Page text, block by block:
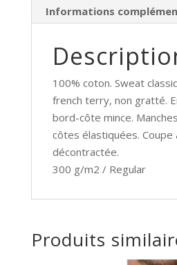
Informations
100% coton. Sweat
french terry, non gratté.
bord-côte mince.
côtes élastiquées.
décontractée.
300 g/m2 / Regular
Produits